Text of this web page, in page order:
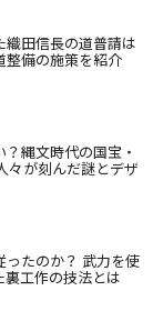
織田信長の道普請は
整備の施策を紹介
縄文時代の国宝・
々が刻んだ謎とデザ
ったのか？ 武力を使
裏工作の技法とは